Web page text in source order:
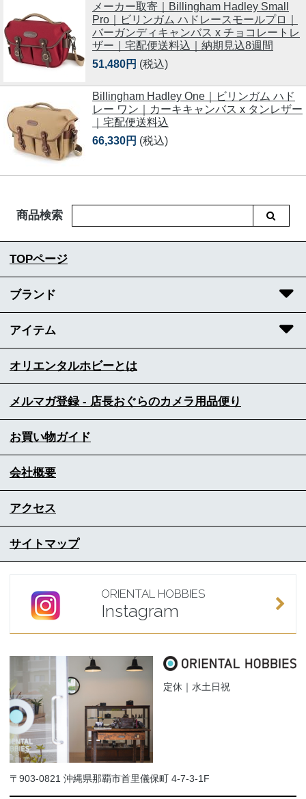
メーカー取寄｜Billingham Hadley Small
Pro｜ビリンガム ハドレースモールプロ｜
バーガンディキャンバス x チョコレートレ
ザー｜宅配便送料込｜納期見込8週間
51,480円 (税込)
Billingham Hadley One｜ビリンガム ハド
レー ワン｜カーキキャンバス x タンレザー
｜宅配便送料込
66,330円 (税込)
商品検索
TOPページ
ブランド
アイテム
オリエンタルホビーとは
メルマガ登録 - 店長おぐらのカメラ用品便り
お買い物ガイド
会社概要
アクセス
サイトマップ
ORIENTAL HOBBIES
Instagram
定休｜水土日祝
〒903-0821 沖縄県那覇市首里儀保町 4-7-3-1F